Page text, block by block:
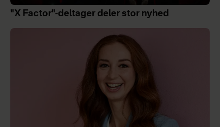
"X Factor"-deltager deler stor nyhed